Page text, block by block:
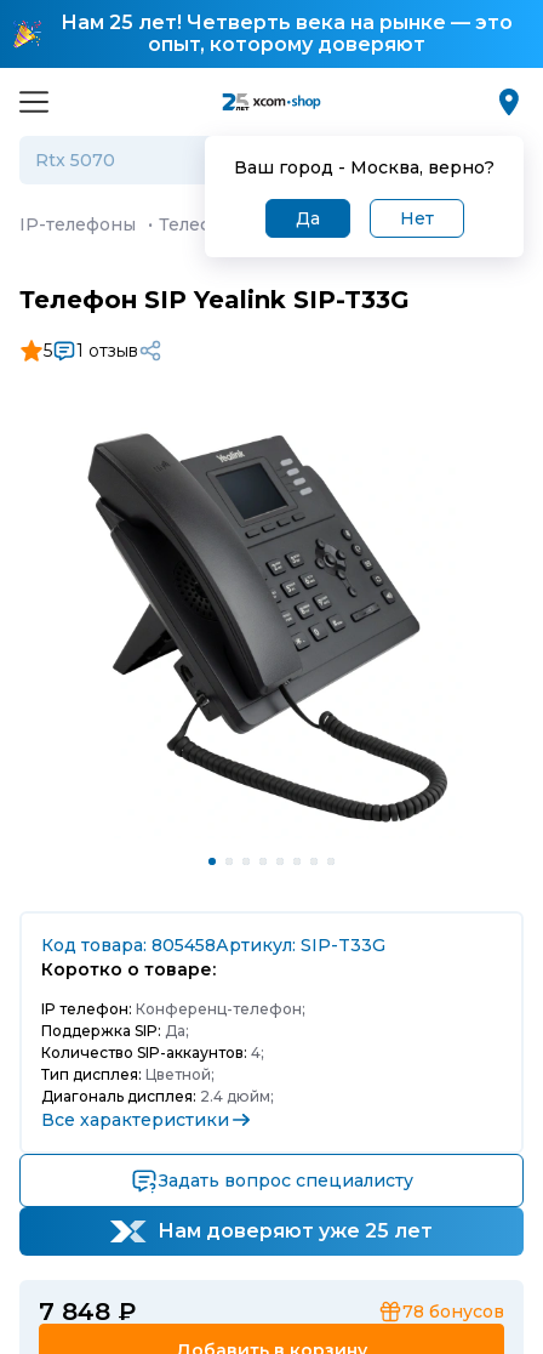
Нам 25 лет! Четверть века на рынке — это
опыт, которому доверяют
Ваш город - Москва, верно?
Да Нет
IP-телефоны · Телефон SIP Yealink SIP-T33G
Телефон SIP Yealink SIP-T33G
5 1 отзыв
Код товара: 805458Артикул: SIP-T33G
Коротко о товаре:
IP телефон: Конференц-телефон;
Поддержка SIP: Да;
Количество SIP-аккаунтов: 4;
Тип дисплея: Цветной;
Диагональ дисплея: 2.4 дюйм;
Все характеристики
Задать вопрос специалисту
Нам доверяют уже 25 лет
7 848 ₽ 78 бонусов